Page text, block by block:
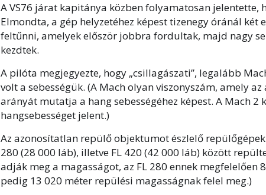
A VS76 járat kapitánya közben folyamatosan jelentette,
Elmondta, a gép helyzetéhez képest tizenegy óránál két
feltűnni, amelyek először jobbra fordultak, majd nagy
kezdtek.
A pilóta megjegyezte, hogy „csillagászati”, legalább
volt a sebességük. (A Mach olyan viszonyszám, amely
arányát mutatja a hang sebességéhez képest. A Mach 2
hangsebességet jelent.)
Az azonosítatlan repülő objektumot észlelő
280 (28 000 láb), illetve FL 420 (42 000 láb) között
adják meg a magasságot, az FL 280 ennek megfelelően
pedig 13 020 méter repülési magasságnak felel meg.)